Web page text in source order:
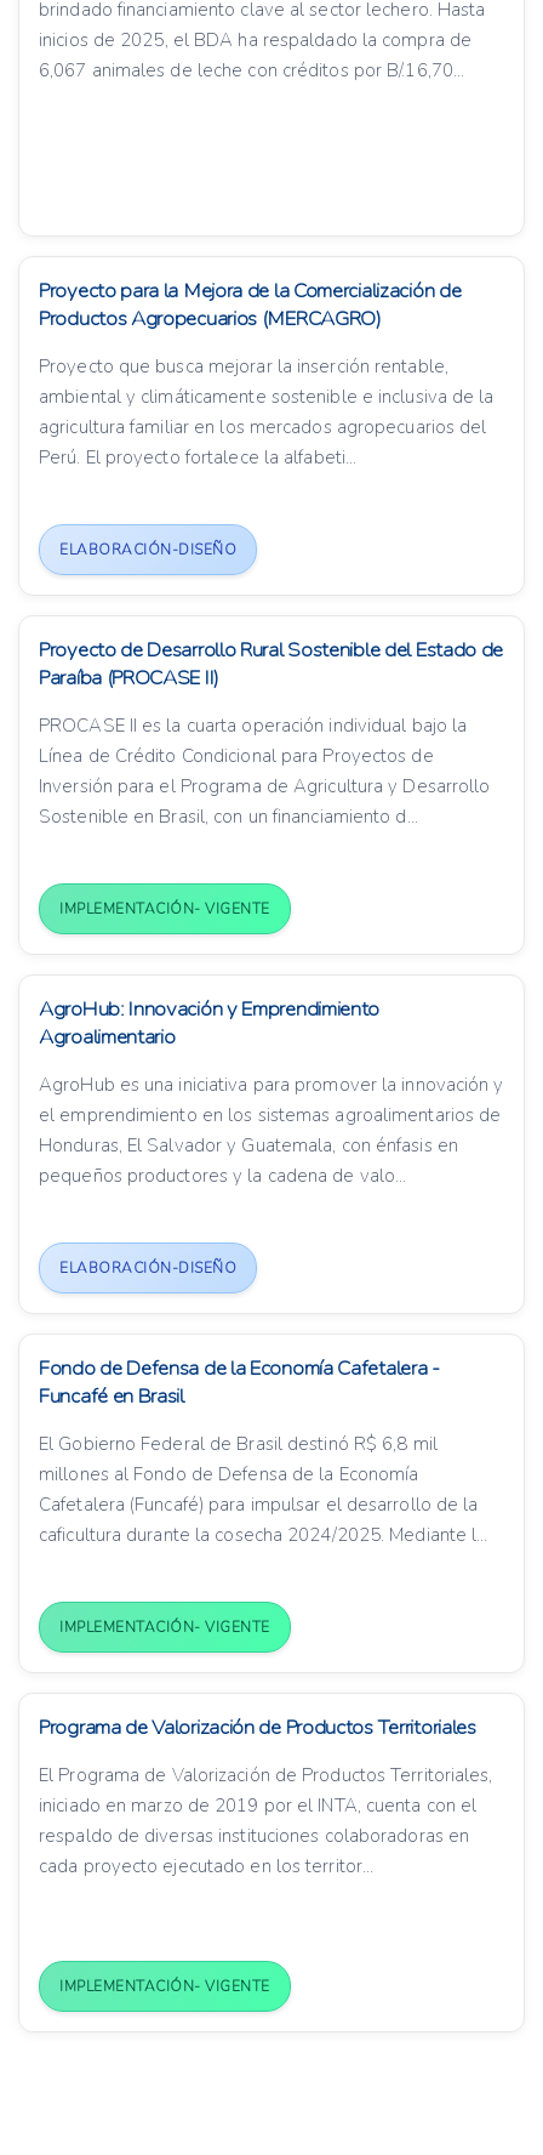
brindado financiamiento clave al sector lechero. Hasta
inicios de 2025, el BDA ha respaldado la compra de
6,067 animales de leche con créditos por B/.16,70...
Proyecto para la Mejora de la Comercialización de
Productos Agropecuarios (MERCAGRO)
Proyecto que busca mejorar la inserción rentable,
ambiental y climáticamente sostenible e inclusiva de la
agricultura familiar en los mercados agropecuarios del
Perú. El proyecto fortalece la alfabeti...
ELABORACIÓN-DISEÑO
Proyecto de Desarrollo Rural Sostenible del Estado de
Paraíba (PROCASE II)
PROCASE II es la cuarta operación individual bajo la
Línea de Crédito Condicional para Proyectos de
Inversión para el Programa de Agricultura y Desarrollo
Sostenible en Brasil, con un financiamiento d...
IMPLEMENTACIÓN- VIGENTE
AgroHub: Innovación y Emprendimiento
Agroalimentario
AgroHub es una iniciativa para promover la innovación y
el emprendimiento en los sistemas agroalimentarios de
Honduras, El Salvador y Guatemala, con énfasis en
pequeños productores y la cadena de valo...
ELABORACIÓN-DISEÑO
Fondo de Defensa de la Economía Cafetalera -
Funcafé en Brasil
El Gobierno Federal de Brasil destinó R$ 6,8 mil
millones al Fondo de Defensa de la Economía
Cafetalera (Funcafé) para impulsar el desarrollo de la
caficultura durante la cosecha 2024/2025. Mediante l...
IMPLEMENTACIÓN- VIGENTE
Programa de Valorización de Productos Territoriales
El Programa de Valorización de Productos Territoriales,
iniciado en marzo de 2019 por el INTA, cuenta con el
respaldo de diversas instituciones colaboradoras en
cada proyecto ejecutado en los territor...
IMPLEMENTACIÓN- VIGENTE